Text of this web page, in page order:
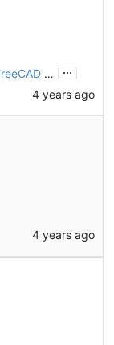
Correction de problème de recalcul (pour FreeCAD link branch)
...
4 years ago
4 years ago